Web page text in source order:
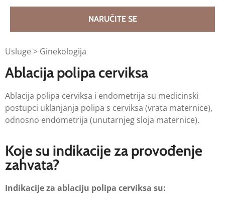
NARUČITE SE
Usluge > Ginekologija
Ablacija polipa cerviksa
Ablacija polipa cerviksa i endometrija su medicinski
postupci uklanjanja polipa s cerviksa (vrata maternice),
odnosno endometrija (unutarnjeg sloja maternice).
Koje su indikacije za provođenje
zahvata?
Indikacije za ablaciju polipa cerviksa su: